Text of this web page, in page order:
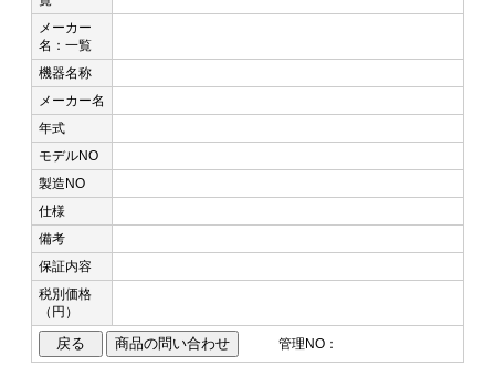
メーカー
名：一覧
機器名称
メーカー名
年式
モデルNO
製造NO
仕様
備考
保証内容
税別価格
（円）
管理NO：